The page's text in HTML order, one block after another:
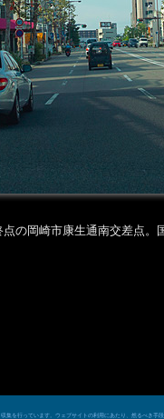
の岡崎市康生通南交差点。
集を行っています。ウェブサイトの利用にあたり、然るべき